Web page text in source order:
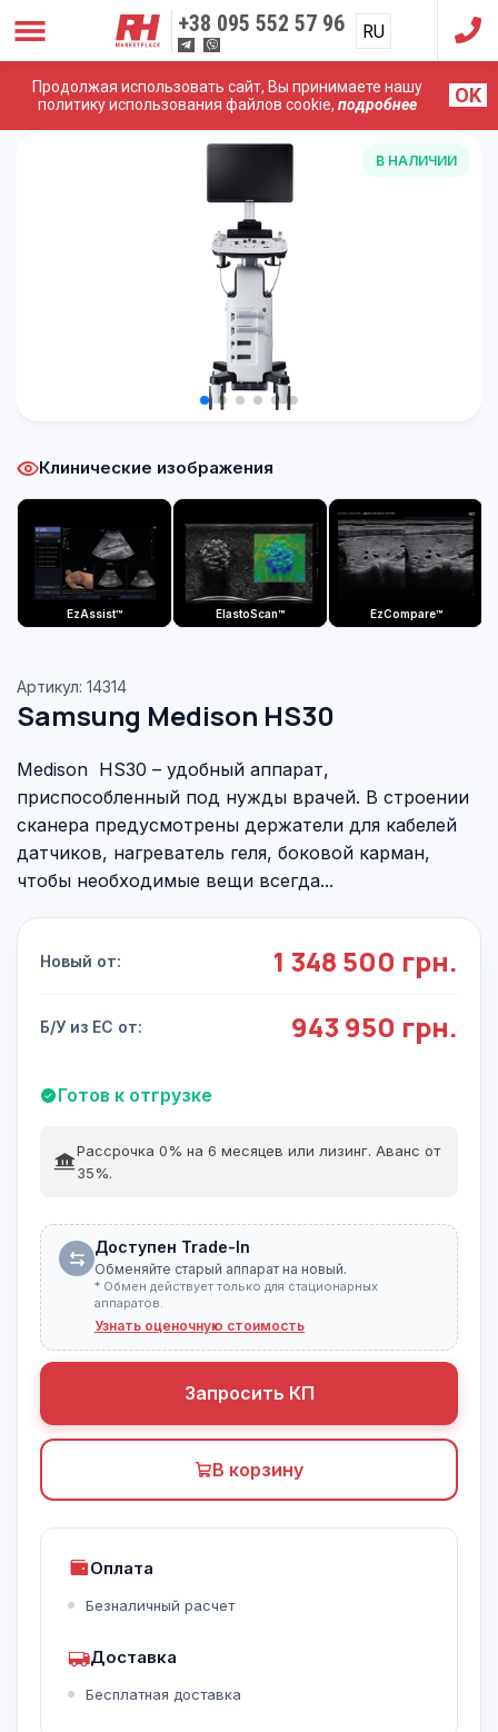
Продолжая использовать сайт, Вы принимаете нашу
политику использования файлов cookie, подробнее OK
+38 095 552 57 96 RU
UA
Главная/УЗИ Аппараты/Samsung (Medison)/Samsung
Medison HS30
В НАЛИЧИИ
Клинические изображения
EzAssist™ ElastoScan™ EzCompare™
Артикул: 14314
Samsung Medison HS30
Medison HS30 – удобный аппарат,
приспособленный под нужды врачей. В строении
сканера предусмотрены держатели для кабелей
датчиков, нагреватель геля, боковой карман,
чтобы необходимые вещи всегда...
Новый от: 1 348 500 грн.
Б/У из ЕС от: 943 950 грн.
Готов к отгрузке
Рассрочка 0% на 6 месяцев или лизинг. Аванс от
35%.
Доступен Trade-In
Обменяйте старый аппарат на новый.
* Обмен действует только для стационарных
аппаратов.
Узнать оценочную стоимость
Запросить КП
В корзину
Оплата
Безналичный расчет
Доставка
Бесплатная доставка